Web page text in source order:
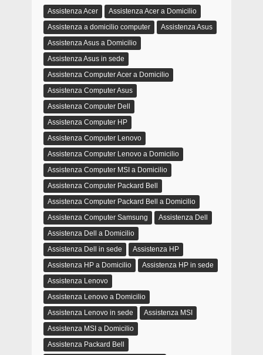
Assistenza Acer
Assistenza Acer a Domicilio
Assistenza a domicilio computer
Assistenza Asus
Assistenza Asus a Domicilio
Assistenza Asus in sede
Assistenza Computer Acer a Domicilio
Assistenza Computer Asus
Assistenza Computer Dell
Assistenza Computer HP
Assistenza Computer Lenovo
Assistenza Computer Lenovo a Domicilio
Assistenza Computer MSI a Domicilio
Assistenza Computer Packard Bell
Assistenza Computer Packard Bell a Domicilio
Assistenza Computer Samsung
Assistenza Dell
Assistenza Dell a Domicilio
Assistenza Dell in sede
Assistenza HP
Assistenza HP a Domicilio
Assistenza HP in sede
Assistenza Lenovo
Assistenza Lenovo a Domicilio
Assistenza Lenovo in sede
Assistenza MSI
Assistenza MSI a Domicilio
Assistenza Packard Bell